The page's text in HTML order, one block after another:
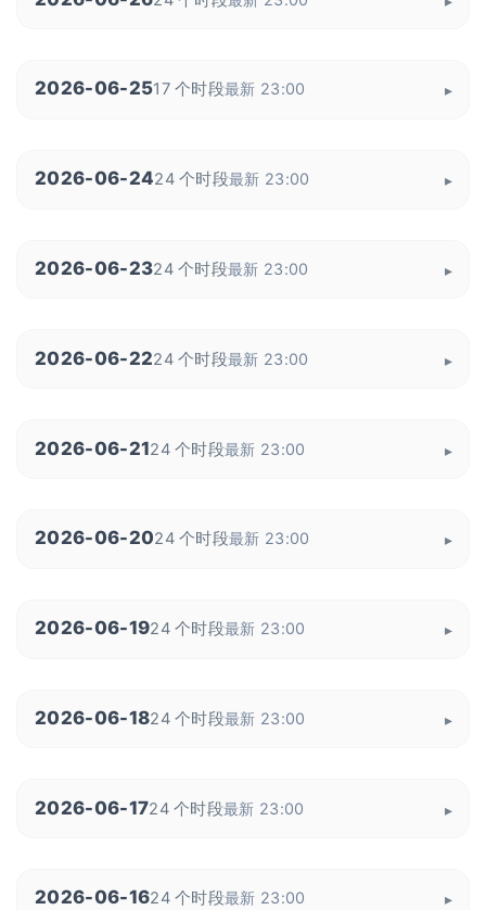
2026-06-2517 个时段最新 23:00
2026-06-2424 个时段最新 23:00
2026-06-2324 个时段最新 23:00
2026-06-2224 个时段最新 23:00
2026-06-2124 个时段最新 23:00
2026-06-2024 个时段最新 23:00
2026-06-1924 个时段最新 23:00
2026-06-1824 个时段最新 23:00
2026-06-1724 个时段最新 23:00
2026-06-1624 个时段最新 23:00